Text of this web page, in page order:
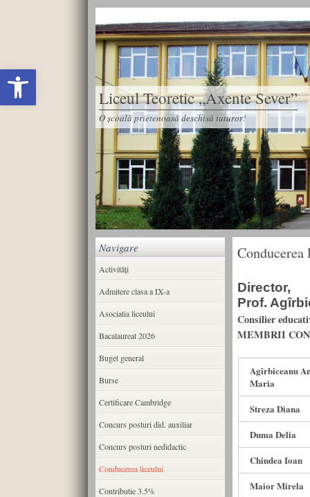
Deschide bara de unelte
Liceul Teoretic „Axente Sever”
O școală prietenoasă deschisă tuturor!
Director,
Prof.
Consilier
MEMBRII
Agîrbiceanu
Maria
Streza Diana
Duma Delia
Chindea Ioan
Maior Mirela
Navigare
Activități
Admitere clasa a IX-a
Asociatia liceului
Bacalaureat 2026
Buget general
Burse
Certificare Cambridge
Concurs posturi did. auxiliar
Concurs posturi nedidactic
Conducerea liceului
Contributie 3.5%